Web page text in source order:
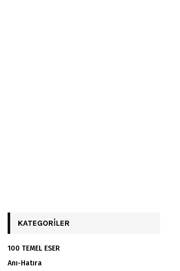
KATEGORILER
100 TEMEL ESER
Anı-Hatıra